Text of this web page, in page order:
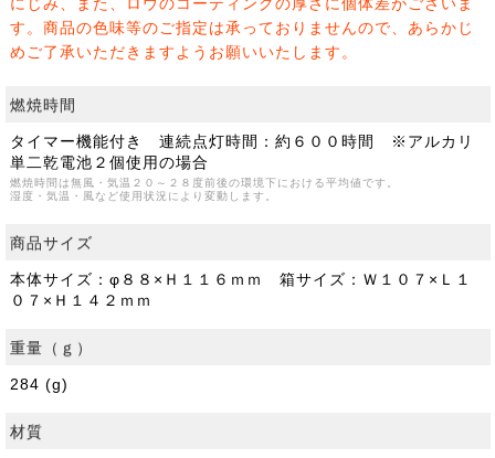
す。商品の色味等のご指定は承っておりませんので、あらかじ
めご了承いただきますようお願いいたします。
燃焼時間
タイマー機能付き 連続点灯時間：約６００時間 ※アルカリ
単二乾電池２個使用の場合
燃焼時間は無風・気温２０～２８度前後の環境下における平均値です。
湿度・気温・風など使用状況により変動します。
商品サイズ
本体サイズ：φ８８×Ｈ１１６ｍｍ 箱サイズ：Ｗ１０７×Ｌ１
０７×Ｈ１４２ｍｍ
重量（ｇ）
284 (g)
材質